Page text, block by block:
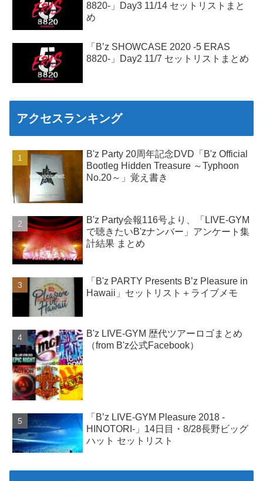
8820-」Day3 11/14 セットリストまと
め
「B’z SHOWCASE 2020 -5 ERAS
8820-」Day2 11/7 セットリストまとめ
アクセスランキング
B'z Party 20周年記念DVD「B'z Official
Bootleg Hidden Treasure ～Typhoon
No.20～」覚え書き
B'z Party会報116号より、「LIVE-GYM
で聴きたいB'zナンバー」アンケート集
計結果 まとめ
「B'z PARTY Presents B’z Pleasure in
Hawaii」セットリスト＋ライブメモ
B'z LIVE-GYM 歴代ツアーロゴまとめ
（from B'z公式Facebook）
「B’z LIVE-GYM Pleasure 2018 -
HINOTORI-」14日目・8/28長野ビッグ
ハット セットリスト